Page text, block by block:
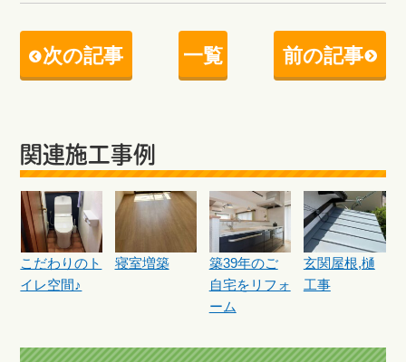
次の記事 一覧 前の記事
関連施工事例
こだわりのト
イレ空間♪
寝室増築
築39年のご
自宅をリフォ
ーム
玄関屋根,樋
工事